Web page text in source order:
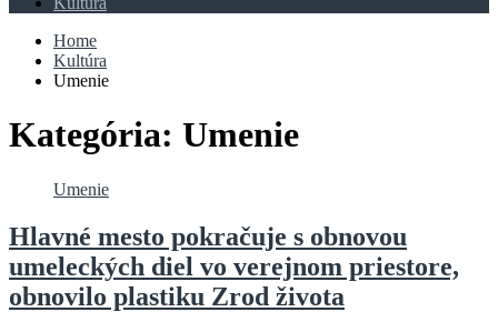
Home
Kultúra
Umenie
Kategória: Umenie
Umenie
Hlavné mesto pokračuje s obnovou
umeleckých diel vo verejnom priestore,
obnovilo plastiku Zrod života